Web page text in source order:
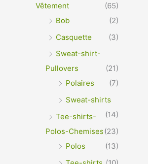
Vêtement
(65)
Bob
(2)
Casquette
(3)
Sweat-shirt-
Pullovers
(21)
Polaires
(7)
Sweat-shirts
(14)
Tee-shirts-
Polos-Chemises(23)
Polos
(13)